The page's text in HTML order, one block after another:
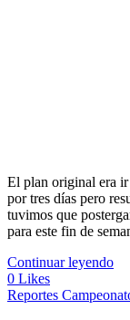
El plan original era ir
por tres días pero
tuvimos que
para este fin de
Continuar leyendo
0 Likes
Reportes